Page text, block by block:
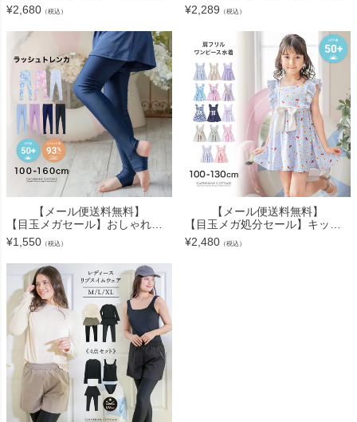
¥2,680 （税込）
¥2,289 （税込）
【メール便送料無料】
【目玉メガセール】おしゃれに日焼け対策！ ラッシュトレンカ キッズ トレンカ UV対策 キャサリンコテージ YUP12≪メール便優先商品≫
¥1,550 （税込）
【メール便送料無料】
【目玉メガ処分セール】キッズ 水着 女の子 セール 肩フリルワンピース水着 スイムウェア インナーパンツ付き YUP12《メール便優先商品》
¥2,480 （税込）